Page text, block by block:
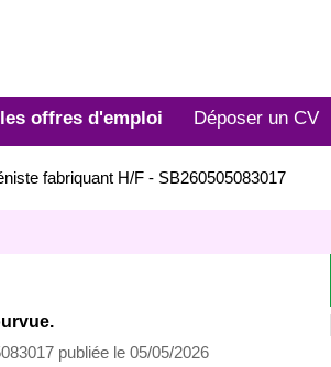
offres d'emploi Déposer un CV
fabriquant H/F - SB260505083017
publiée le 05/05/2026